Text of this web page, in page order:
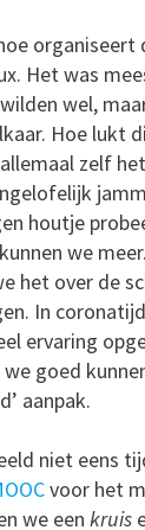
organiseert
Het was
wel,
Hoe lukt
zelf
houtje
we
het over de
In
ervaring
goed
aanpak.
niet eens
voor het
we een kruis